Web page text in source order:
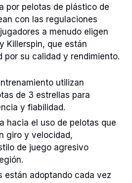
por pelotas de plástico de
con las regulaciones
a menudo eligen
Killerspin, que están
por su calidad y rendimiento.
utilizan
de 3 estrellas para
y fiabilidad.
hacia el uso de pelotas que
giro y velocidad,
de juego agresivo
están adoptando cada vez